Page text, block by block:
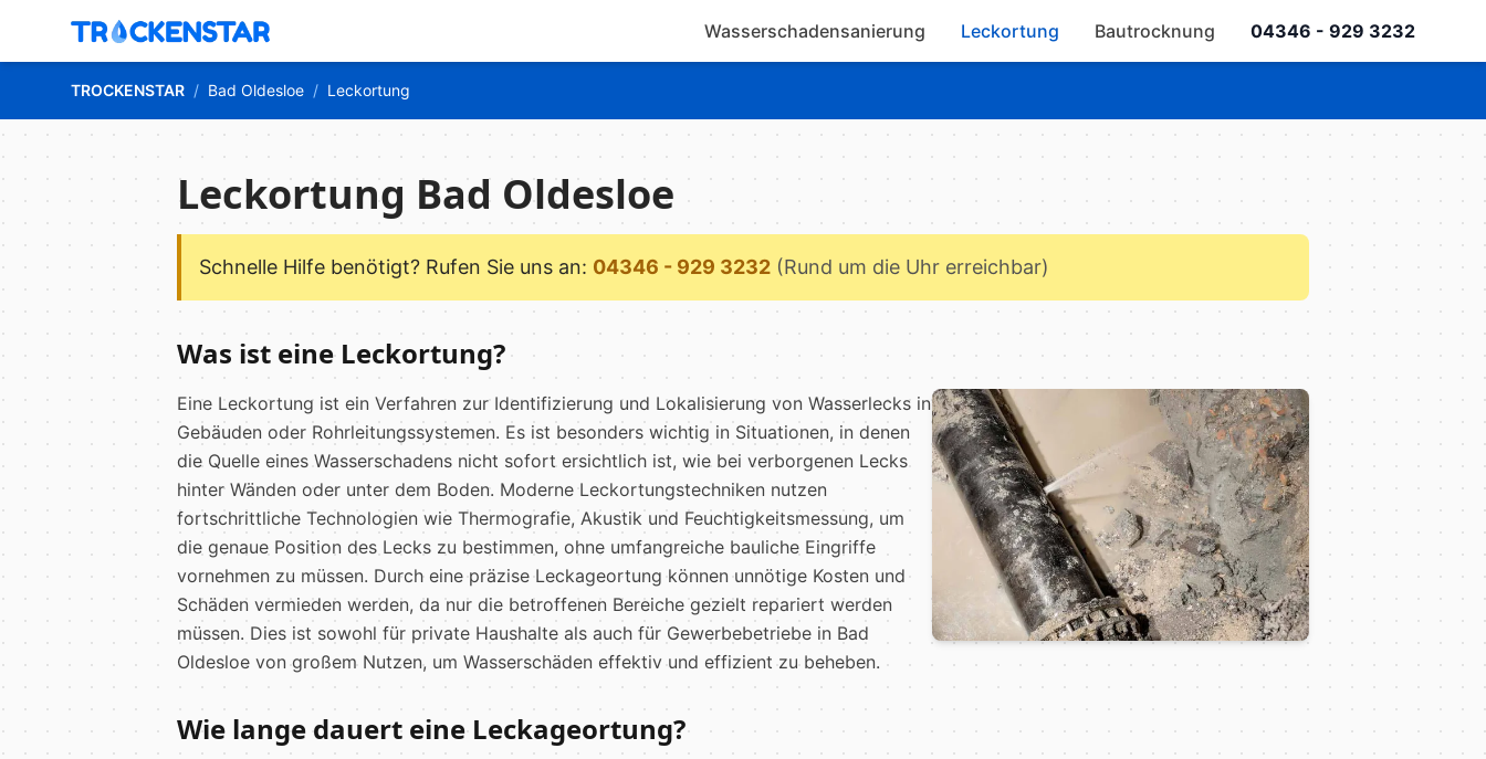
Wasserschadensanierung Leckortung Bautrocknung 04346 - 929 3232
TROCKENSTAR / Bad Oldesloe / Leckortung
Leckortung Bad Oldesloe
Schnelle Hilfe benötigt? Rufen Sie uns an: 04346 - 929 3232 (Rund um die Uhr erreichbar)
Was ist eine Leckortung?
Eine Leckortung ist ein Verfahren zur Identifizierung und Lokalisierung von Wasserlecks in
Gebäuden oder Rohrleitungssystemen. Es ist besonders wichtig in Situationen, in denen
die Quelle eines Wasserschadens nicht sofort ersichtlich ist, wie bei verborgenen Lecks
hinter Wänden oder unter dem Boden. Moderne Leckortungstechniken nutzen
fortschrittliche Technologien wie Thermografie, Akustik und Feuchtigkeitsmessung, um
die genaue Position des Lecks zu bestimmen, ohne umfangreiche bauliche Eingriffe
vornehmen zu müssen. Durch eine präzise Leckageortung können unnötige Kosten und
Schäden vermieden werden, da nur die betroffenen Bereiche gezielt repariert werden
müssen. Dies ist sowohl für private Haushalte als auch für Gewerbebetriebe in Bad
Oldesloe von großem Nutzen, um Wasserschäden effektiv und effizient zu beheben.
Wie lange dauert eine Leckageortung?